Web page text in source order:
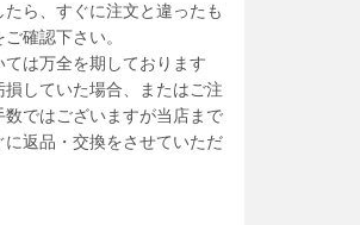
ら、すぐに注文と違ったも
確認下さい。
は万全を期しております
していた場合、またはご注
ではございますが当店まで
返品・交換をさせていただ